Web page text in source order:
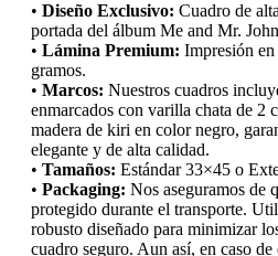
• Diseño Exclusivo: Cuadro de
portada del álbum Me and Mr.
• Lámina Premium: Impresión
gramos.
• Marcos: Nuestros cuadros
enmarcados con varilla chata de 2
madera de kiri en color negro,
elegante y de alta calidad.
• Tamaños: Estándar 33×45 o
• Packaging: Nos aseguramos de
protegido durante el transporte.
robusto diseñado para minimizar
cuadro seguro. Aun así, en caso